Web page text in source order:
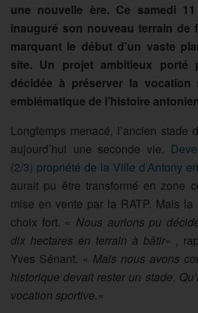
une nouvelle ère. Ce samedi
inauguré son nouveau terrain de
marquant le début d’un vaste
site. Un projet ambitieux porté
décidée à préserver la
emblématique de l’histoire
Longtemps menacé, l’ancien stade
aujourd’hui une seconde vie.
(2/3) propriété de la Ville d’Antony
aurait pu être transformé en zone
mise en vente par la RATP. Mais
choix fort. « Nous aurions pu
dix hectares en terrain à bâtir« ,
Yves Sénant. « Mais nous avons
historique devait rester un stade.
vocation sportive.«